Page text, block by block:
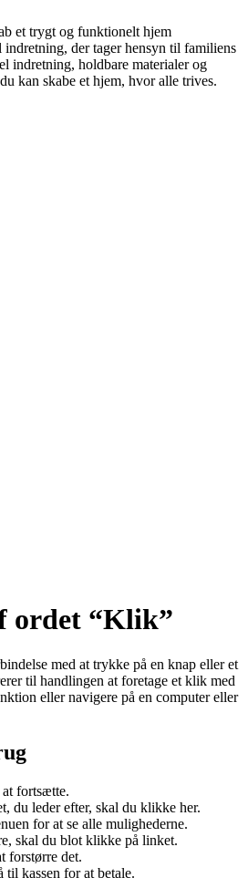
et trygt og funktionelt hjem
der tager hensyn til familiens
indretning, holdbare materialer og
kan skabe et hjem, hvor alle trives.
ordet “Klik”
med at trykke på en knap eller et
til handlingen at foretage et klik med
eller navigere på en computer eller
fortsætte.
du leder efter, skal du klikke her.
for at se alle mulighederne.
skal du blot klikke på linket.
forstørre det.
kassen for at betale.